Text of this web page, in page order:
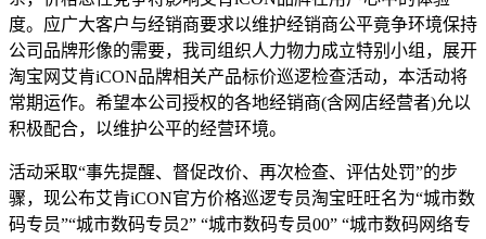
度。应广大客户与经销商要求以维护经销商公平竟争环境保持
公司品牌形像的需要，我司组织人力物力成立特别小组，展开
淘宝网艾肯iCON品牌相关产品标价巡逻检查活动，本活动将
常期运作。希望本公司授权的各地经销商(含网店经营者)允以
积极配合，以维护公平的经营环境。
活动采取“事先提醒、督促改价、再次检查、评估处罚”的步
骤，现公布艾肯iCON官方价格巡逻专员淘宝旺旺名为“城市数
码专员”“城市数码专员2” “城市数码专员00” “城市数码网络专